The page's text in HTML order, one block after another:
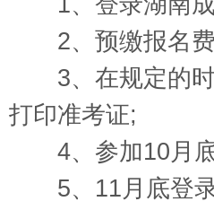
2、预缴报名费
3、在规定的时
打印准考证;
4、参加10月底
5、11月底登